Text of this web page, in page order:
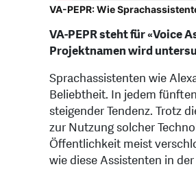
VA-PEPR: Wie
VA-PEPR steht für «Voice
Projektnamen wird
Sprachassistenten wie
Beliebtheit. In jedem
steigender Tendenz. Trotz
zur Nutzung solcher
Öffentlichkeit meist
wie diese Assistenten in